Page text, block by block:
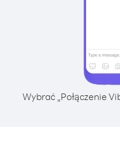
Wybrać „Połączenie